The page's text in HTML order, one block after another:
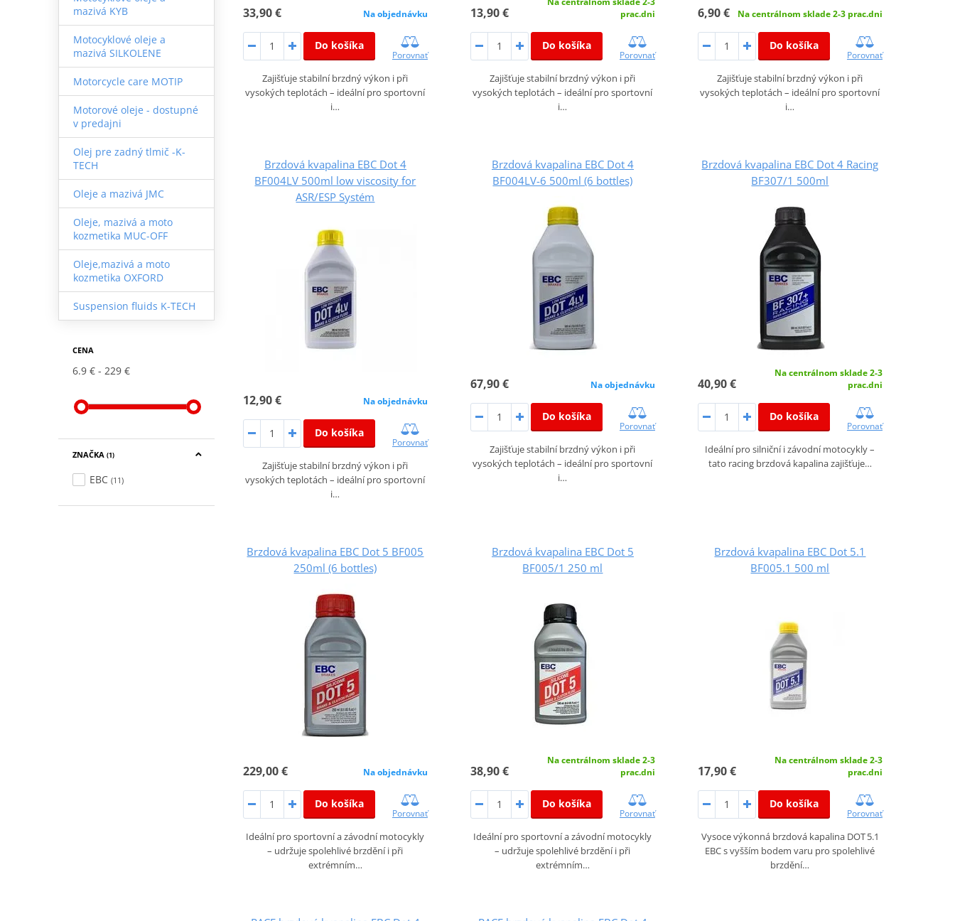
mazivá KYB
Motocyklové oleje a
mazivá SILKOLENE
Motorcycle care MOTIP
Motorové oleje - dostupné
v predajni
Olej pre zadný tlmič -K-
TECH
Oleje a mazivá JMC
Oleje, mazivá a moto
kozmetika MUC-OFF
Oleje,mazivá a moto
kozmetika OXFORD
Suspension fluids K-TECH
CENA
6.9 € 229 €
ZNAČKA (1)
EBC (11)
33,90 € Na objednávku
Do košíka
Porovnať
Zajišťuje stabilní brzdný výkon i při
vysokých teplotách – ideální pro sportovní
i…
13,90 €
prac.dni
Do košíka
Porovnať
Zajišťuje stabilní brzdný výkon i při
vysokých teplotách – ideální pro sportovní
i…
6,90 € Na centrálnom sklade 2-3 prac.dni
Do košíka
Porovnať
Zajišťuje stabilní brzdný výkon i při
vysokých teplotách – ideální pro sportovní
i…
Brzdová kvapalina EBC Dot 4
BF004LV 500ml low viscosity for
ASR/ESP Systém
12,90 € Na objednávku
Do košíka
Porovnať
Zajišťuje stabilní brzdný výkon i při
vysokých teplotách – ideální pro sportovní
i…
Brzdová kvapalina EBC Dot 4
BF004LV-6 500ml (6 bottles)
67,90 € Na objednávku
Do košíka
Porovnať
Zajišťuje stabilní brzdný výkon i při
vysokých teplotách – ideální pro sportovní
i…
Brzdová kvapalina EBC Dot 4 Racing
BF307/1 500ml
40,90 €
Na centrálnom sklade 2-3
prac.dni
Do košíka
Porovnať
Ideální pro silniční i závodní motocykly –
tato racing brzdová kapalina zajišťuje…
Brzdová kvapalina EBC Dot 5 BF005
250ml (6 bottles)
229,00 € Na objednávku
Do košíka
Porovnať
Ideální pro sportovní a závodní motocykly
– udržuje spolehlivé brzdění i při
extrémním…
Brzdová kvapalina EBC Dot 5
BF005/1 250 ml
38,90 €
Na centrálnom sklade 2-3
prac.dni
Do košíka
Porovnať
Ideální pro sportovní a závodní motocykly
– udržuje spolehlivé brzdění i při
extrémním…
Brzdová kvapalina EBC Dot 5.1
BF005.1 500 ml
17,90 €
Na centrálnom sklade 2-3
prac.dni
Do košíka
Porovnať
Vysoce výkonná brzdová kapalina DOT 5.1
EBC s vyšším bodem varu pro spolehlivé
brzdění…